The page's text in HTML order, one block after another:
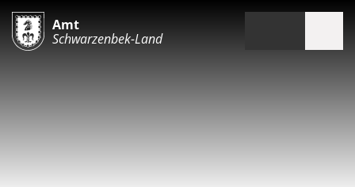
Amt
Schwarzenbek-Land